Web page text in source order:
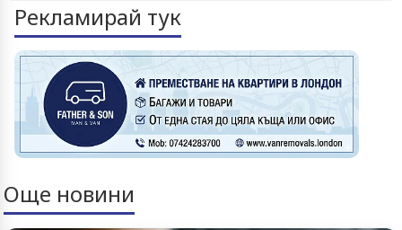
Рекламирай тук
Още новини